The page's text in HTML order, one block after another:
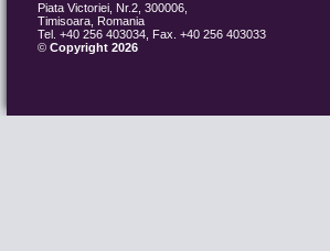
Piata Victoriei, Nr.2, 300006,
Timisoara, Romania
Tel. +40 256 403034, Fax. +40 256 403033
© Copyright 2026